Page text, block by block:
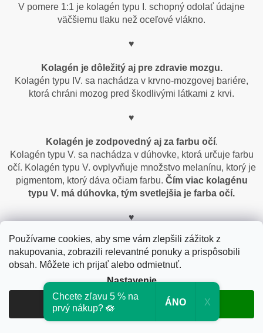
Používame cookies, aby sme vám zlepšili zážitok z
nakupovania, zobrazili relevantné ponuky a prispôsobili
obsah. Môžete ich prijať alebo odmietnuť.
Nastavenie
Odmietnuť Súhlasím
V pomere 1:1 je kolagén typu I. schopný odolať údajne
väčšiemu tlaku než oceľové vlákno.
♥
Kolagén je dôležitý aj pre zdravie mozgu.
Kolagén typu IV. sa nachádza v krvno-mozgovej bariére,
ktorá chráni mozog pred škodlivými látkami z krvi.
♥
Kolagén je zodpovedný aj za farbu očí.
Kolagén typu V. sa nachádza v dúhovke, ktorá určuje farbu
očí. Kolagén typu V. ovplyvňuje množstvo melanínu, ktorý je
pigmentom, ktorý dáva očiam farbu. Čím viac kolagénu
typu V. má dúhovka, tým svetlejšia je farba očí.
♥
Kolagén je dôležitý ajpre zdravie srdca.
Kolagén typu III. sa nachádza v srdcovom svalstve, ktoré
pumpuje krv do celého tela. Kolagén typu III. poskytuje srdcu
pevnosť, pružnosť a odolnosť voči stresu. Nedostatok
kolagénu typu III. môže spôsobiť srdcové ochorenia, ako sú
infarkt, arytmia, zlyhanie srdca a ďalšie.
Chcete zľavu 5 % na
prvý nákup? 🪷
ÁNO X